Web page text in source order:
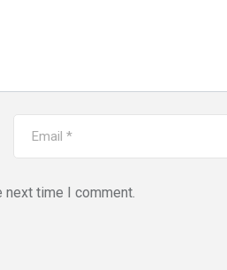
next time I comment.